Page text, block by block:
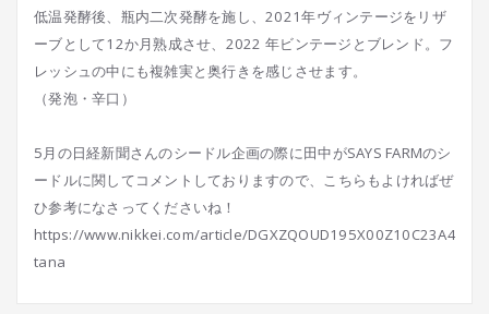
低温発酵後、瓶内二次発酵を施し、2021年ヴィンテージをリザ
ーブとして12か月熟成させ、2022 年ビンテージとブレンド。フ
レッシュの中にも複雑実と奥行きを感じさせます。
（発泡・辛口）
5月の日経新聞さんのシードル企画の際に田中がSAYS FARMのシ
ードルに関してコメントしておりますので、こちらもよければぜ
ひ参考になさってくださいね！
https://www.nikkei.com/article/
tana